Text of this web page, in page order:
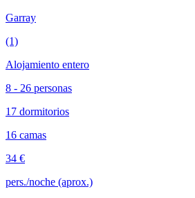
Garray
(1)
Alojamiento entero
8 - 26 personas
17 dormitorios
16 camas
34 €
pers./noche (aprox.)